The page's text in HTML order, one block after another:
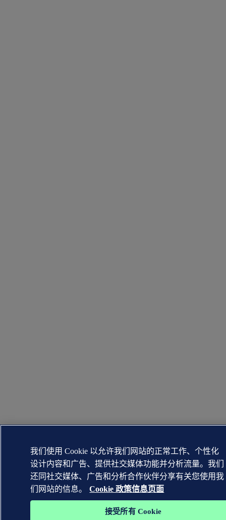
我们使用 Cookie 以允许我们网站的正常工作、个性化
设计内容和广告、提供社交媒体功能并分析流量。我们
还同社交媒体、广告和分析合作伙伴分享有关您使用我
们网站的信息。
Cookie 政策信息页面
接受所有 Cookie